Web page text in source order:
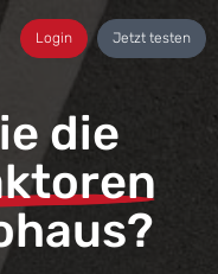
Login Jetzt testen
die